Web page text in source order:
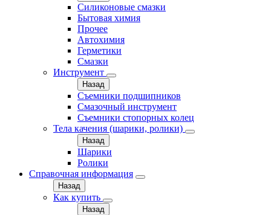
Силиконовые смазки
Бытовая химия
Прочее
Автохимия
Герметики
Смазки
Инструмент
Назад
Съемники подшипников
Смазочный инструмент
Съемники стопорных колец
Тела качения (шарики, ролики)
Назад
Шарики
Ролики
Справочная информация
Назад
Как купить
Назад